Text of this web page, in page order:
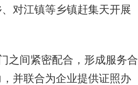
对江镇等乡镇赶集天开展
间紧密配合，形成服务合
并联合为企业提供证照办